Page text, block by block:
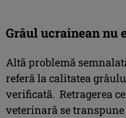
Grâul ucrainean nu
Altă problemă
referă la calitatea
verificată. Retragerea
veterinară se